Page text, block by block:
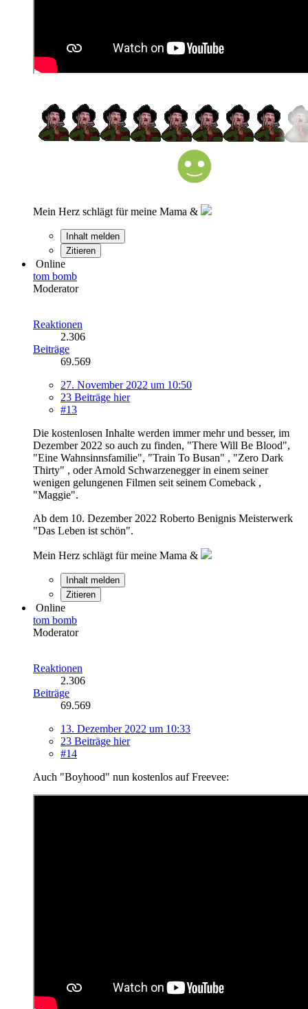
Mein Herz schlägt für meine Mama &
Inhalt melden
Zitieren
Online
tom bomb
Moderator
Reaktionen
2.306
Beiträge
69.569
27. November 2022 um 10:50
23 Beiträge hier
#13
Die kostenlosen Inhalte werden immer mehr und besser, im
Dezember 2022 so auch zu finden, "There Will Be Blood",
"Eine Wahnsinnsfamilie", "Train To Busan" , "Zero Dark
Thirty" , oder Arnold Schwarzenegger in einem seiner
wenigen gelungenen Filmen seit seinem Comeback ,
"Maggie".
Ab dem 10. Dezember 2022 Roberto Benignis Meisterwerk
"Das Leben ist schön".
Mein Herz schlägt für meine Mama &
Inhalt melden
Zitieren
Online
tom bomb
Moderator
Reaktionen
2.306
Beiträge
69.569
13. Dezember 2022 um 10:33
23 Beiträge hier
#14
Auch "Boyhood" nun kostenlos auf Freevee: